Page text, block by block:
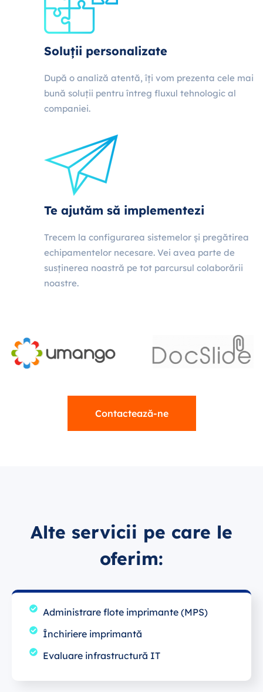
Soluții personalizate
După o analiză atentă, îți vom prezenta cele mai
bună soluții pentru întreg fluxul tehnologic al
companiei.
Te ajutăm să implementezi
Trecem la configurarea sistemelor și pregătirea
echipamentelor necesare. Vei avea parte de
susținerea noastră pe tot parcursul colaborării
noastre.
Contactează-ne
Alte servicii pe care le
oferim:
Administrare flote imprimante (MPS)
Închiriere imprimantă
Evaluare infrastructură IT